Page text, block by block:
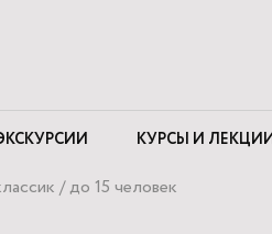
КУРСЫ И
/ до 15 человек